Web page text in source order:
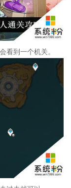
看到一个机关。